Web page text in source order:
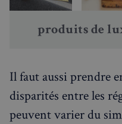
produits de
Il faut aussi prendre
disparités entre les
peuvent varier du